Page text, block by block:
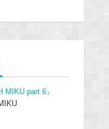
MIKU part 6』